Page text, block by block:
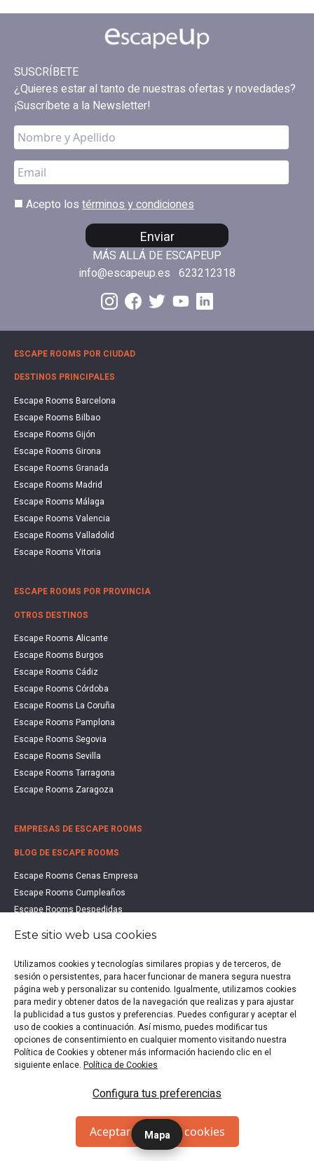
Mapa
SUSCRÍBETE
¿Quieres estar al tanto de nuestras ofertas y novedades?
¡Suscríbete a la Newsletter!
Acepto los términos y condiciones
Enviar
MÁS ALLÁ DE ESCAPEUP
info@escapeup.es 623212318
ESCAPE ROOMS POR CIUDAD
DESTINOS PRINCIPALES
Escape Rooms Barcelona
Escape Rooms Bilbao
Escape Rooms Gijón
Escape Rooms Girona
Escape Rooms Granada
Escape Rooms Madrid
Escape Rooms Málaga
Escape Rooms Valencia
Escape Rooms Valladolid
Escape Rooms Vitoria
ESCAPE ROOMS POR PROVINCIA
OTROS DESTINOS
Escape Rooms Alicante
Escape Rooms Burgos
Escape Rooms Cádiz
Escape Rooms Córdoba
Escape Rooms La Coruña
Escape Rooms Pamplona
Escape Rooms Segovia
Escape Rooms Sevilla
Escape Rooms Tarragona
Escape Rooms Zaragoza
EMPRESAS DE ESCAPE ROOMS
BLOG DE ESCAPE ROOMS
Escape Rooms Cenas Empresa
Escape Rooms Cumpleaños
Escape Rooms Despedidas
Escape Rooms Halloween
Escape Rooms San Valentín
Estudio de Mercado Escape Rooms 2021
Qué es un Escape Room
Qué es un Hall Escape
Escape Rooms en España
Copyright © 2020-2026 EscapeUp | Todos los derechos
reservados.
Este sitio web usa cookies
Utilizamos cookies y tecnologías similares propias y de terceros, de
sesión o persistentes, para hacer funcionar de manera segura nuestra
página web y personalizar su contenido. Igualmente, utilizamos cookies
para medir y obtener datos de la navegación que realizas y para ajustar
la publicidad a tus gustos y preferencias. Puedes configurar y aceptar el
uso de cookies a continuación. Así mismo, puedes modificar tus
opciones de consentimiento en cualquier momento visitando nuestra
Política de Cookies y obtener más información haciendo clic en el
siguiente enlace. Política de Cookies
Configura tus preferencias
Aceptar todas las cookies